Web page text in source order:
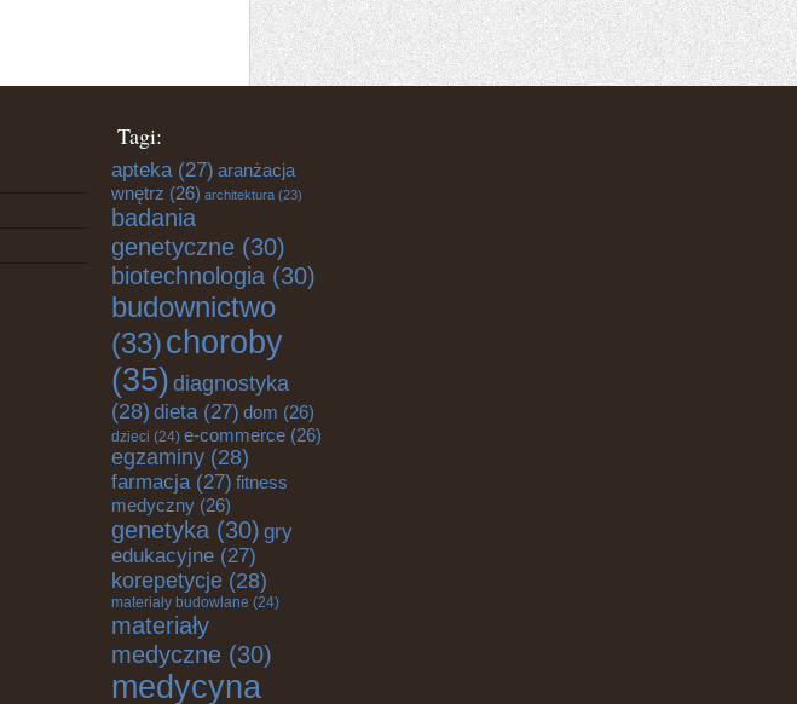
Tagi:
apteka(27) aranżacja
wnętrz (26) architektura (23)
badania
genetyczne (30)
biotechnologia (30)
budownictwo
(33)choroby
(35) diagnostyka
(28) dieta(27) dom (26)
dzieci (24) e-commerce (26)
egzaminy (28)
farmacja(27) fitness
medyczny (26)
genetyka (30) gry
edukacyjne (27)
korepetycje (28)
materiały budowlane (24)
materiały
medyczne (30)
medycyna